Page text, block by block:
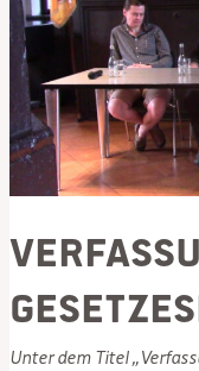
im
Namen
Sicherheit
Unter dem Titel